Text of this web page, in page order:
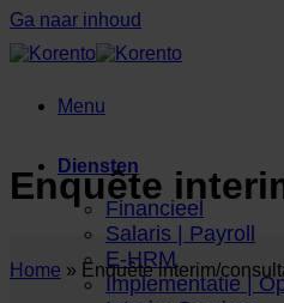
Ga naar inhoud
Menu
Diensten
Financieel
Salaris | Payroll
E-HRM
Implementatie |
Enquête
Home » Enquête interim/